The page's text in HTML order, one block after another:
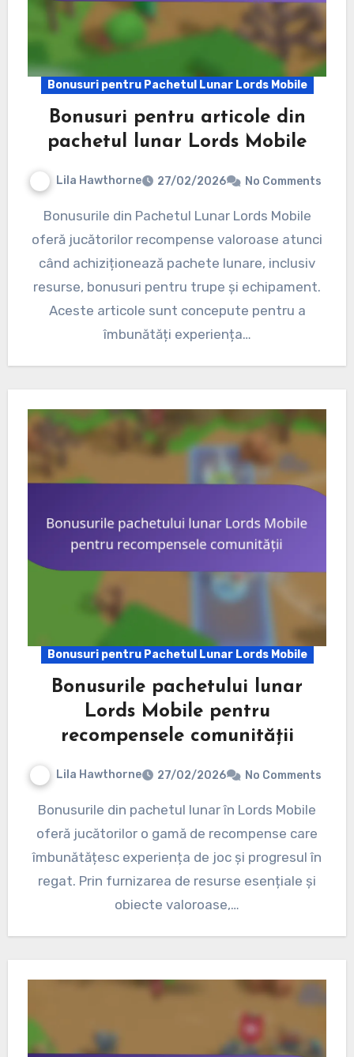
Bonusuri pentru Pachetul Lunar Lords Mobile
Bonusuri pentru articole din
pachetul lunar Lords Mobile
Lila Hawthorne 27/02/2026 No Comments
Bonusurile din Pachetul Lunar Lords Mobile
oferă jucătorilor recompense valoroase atunci
când achiziționează pachete lunare, inclusiv
resurse, bonusuri pentru trupe și echipament.
Aceste articole sunt concepute pentru a
îmbunătăți experiența…
Bonusuri pentru Pachetul Lunar Lords Mobile
Bonusurile pachetului lunar
Lords Mobile pentru
recompensele comunității
Lila Hawthorne 27/02/2026 No Comments
Bonusurile din pachetul lunar în Lords Mobile
oferă jucătorilor o gamă de recompense care
îmbunătățesc experiența de joc și progresul în
regat. Prin furnizarea de resurse esențiale și
obiecte valoroase,…